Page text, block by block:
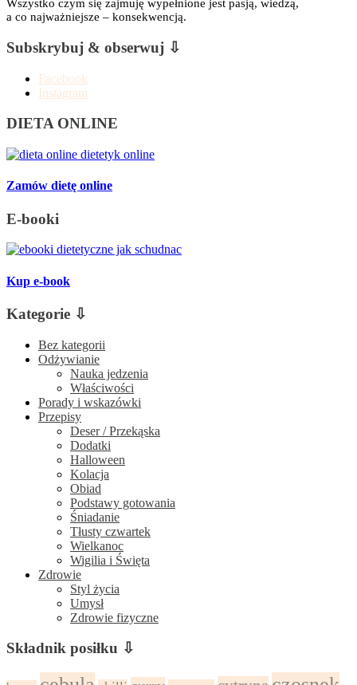
Wszystko czym się zajmuję wypełnione jest pasją, wiedzą,
a co najważniejsze – konsekwencją.
Subskrybuj & obserwuj ⇩
Facebook
Instagram
DIETA ONLINE
Zamów dietę online
E-booki
Kup e-book
Kategorie ⇩
Bez kategorii
Odżywianie
Nauka jedzenia
Właściwości
Porady i wskazówki
Przepisy
Deser / Przekąska
Dodatki
Halloween
Kolacja
Obiad
Podstawy gotowania
Śniadanie
Tłusty czwartek
Wielkanoc
Wigilia i Święta
Zdrowie
Styl życia
Umysł
Zdrowie fizyczne
Składnik posiłku ⇩